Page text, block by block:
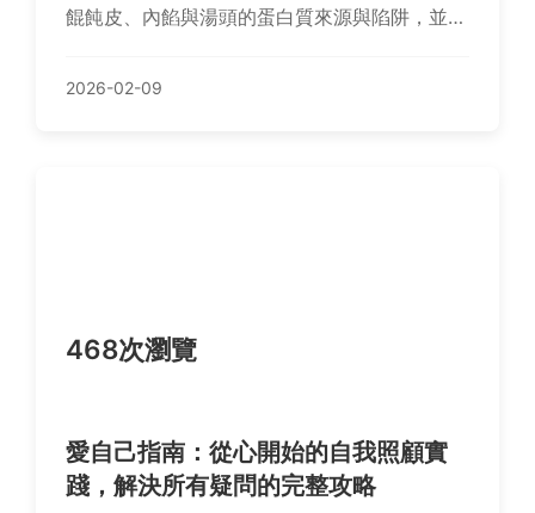
餛飩皮、內餡與湯頭的蛋白質來源與陷阱，並提
低負擔餛飩的實用指南，讓你享受美食同時兼顧
2026-02-09
468次瀏覽
愛自己指南：從心開始的自我照顧實
踐，解決所有疑問的完整攻略